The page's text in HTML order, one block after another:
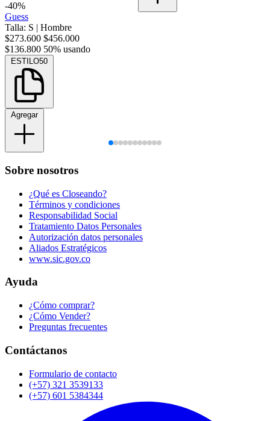
-40%
Guess
Talla: S | Hombre
$273.600 $456.000
$136.800 50% usando
ESTILO50
Agregar
Sobre nosotros
¿Qué es Closeando?
Términos y condiciones
Responsabilidad Social
Tratamiento Datos Personales
Autorización datos personales
Aliados Estratégicos
www.sic.gov.co
Ayuda
¿Cómo comprar?
¿Cómo Vender?
Preguntas frecuentes
Contáctanos
Formulario de contacto
(+57) 321 3539133
(+57) 601 5384344